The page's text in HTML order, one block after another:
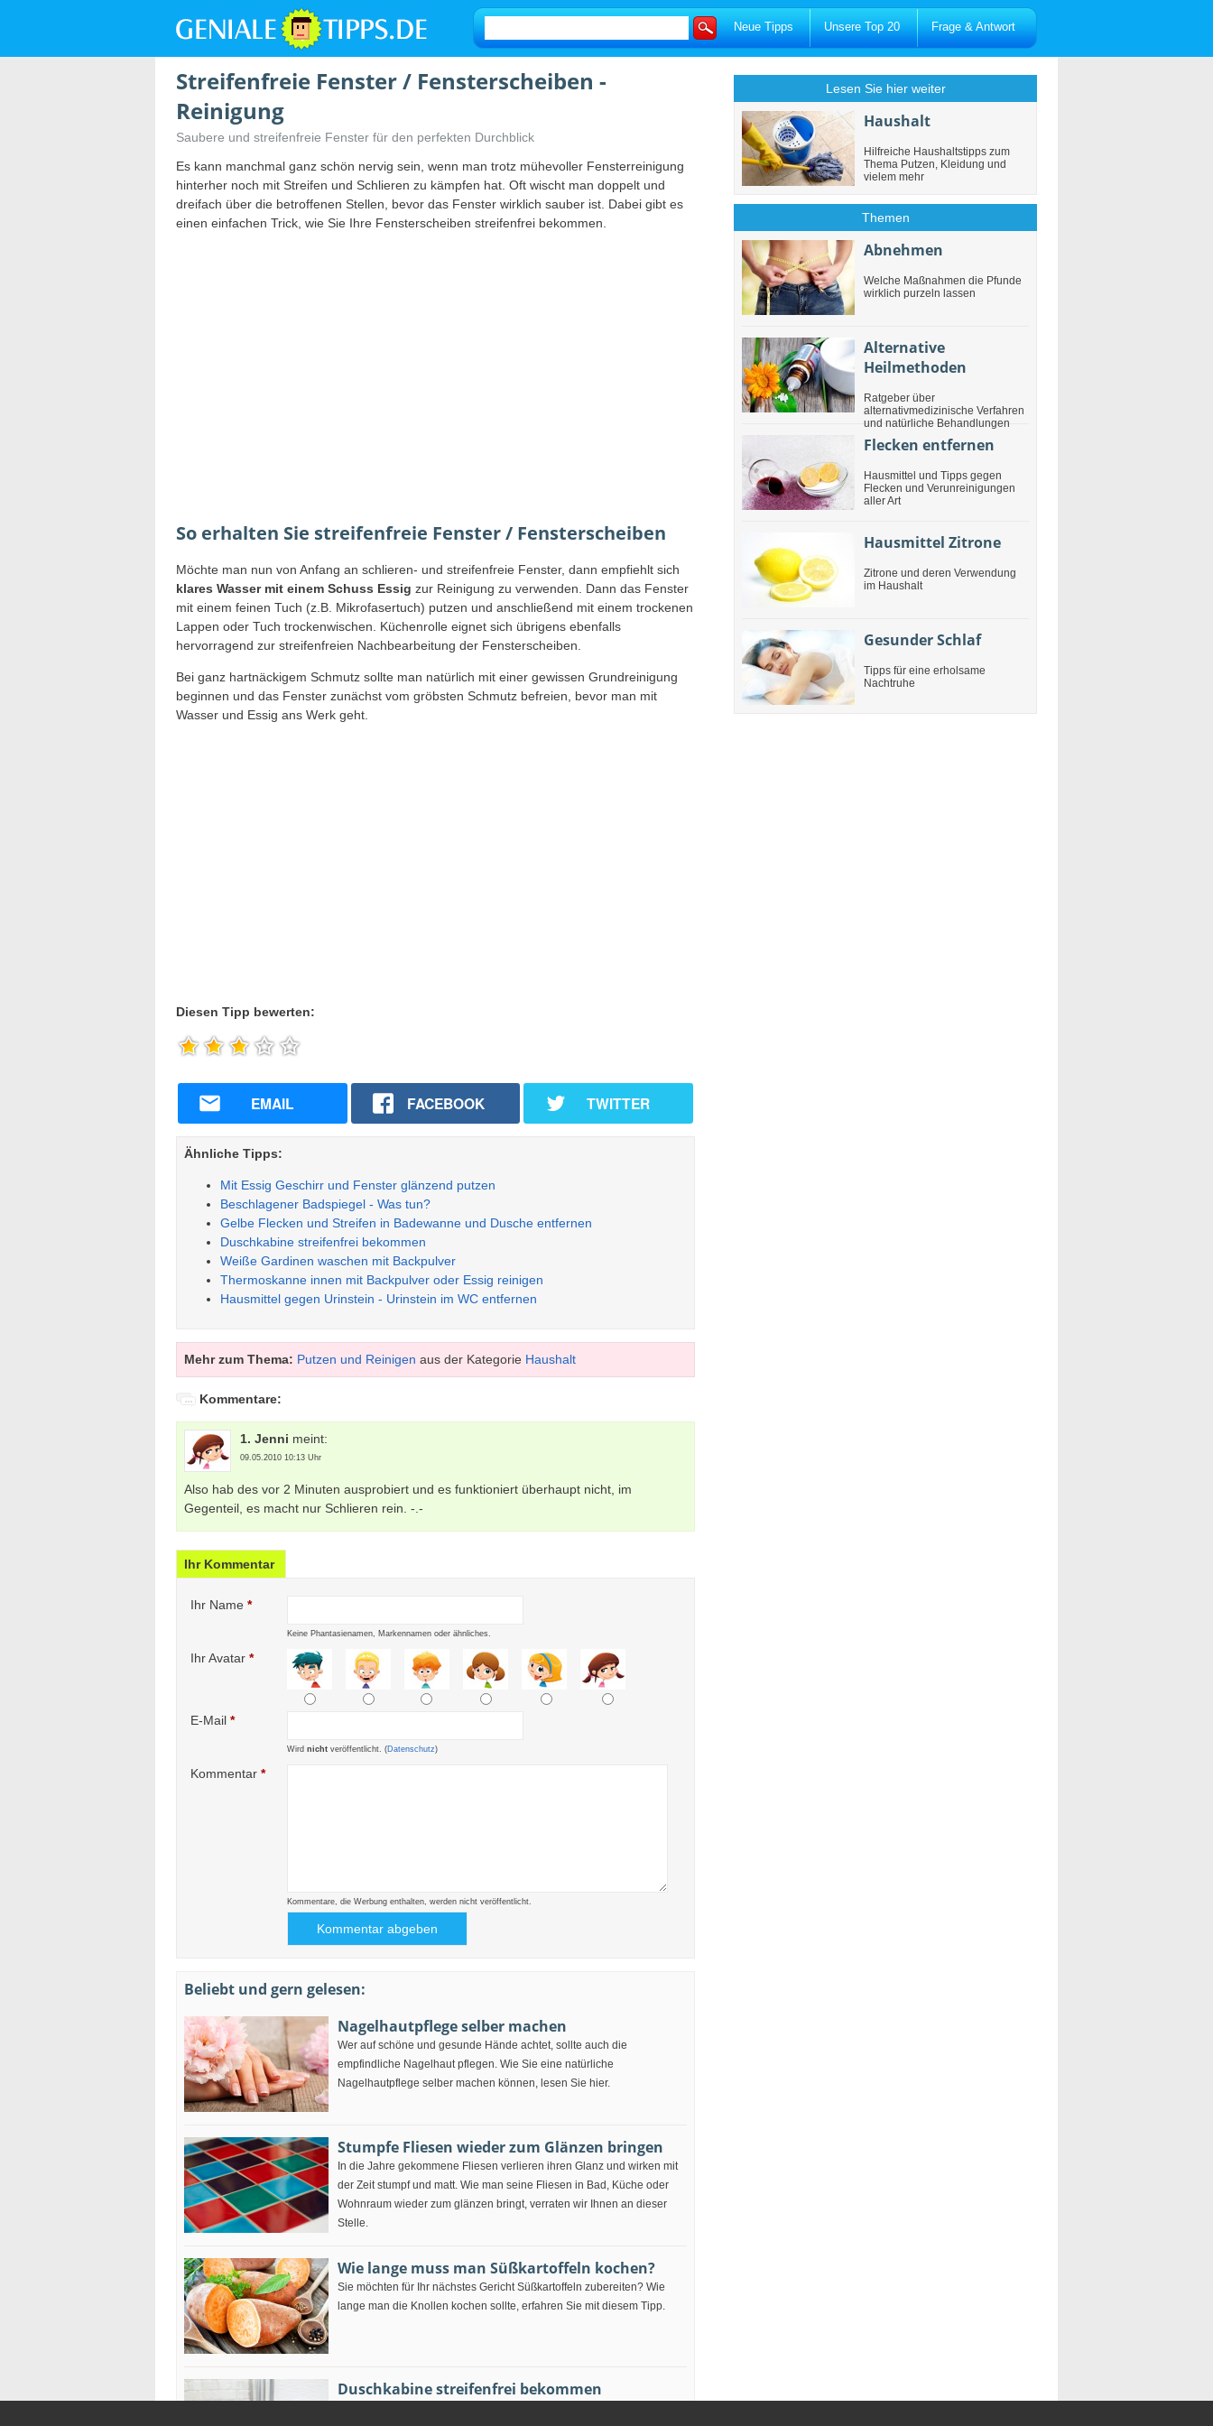
Neue Tipps Unsere Top 20 Frage & Antwort
Streifenfreie Fenster / Fensterscheiben -
Reinigung
Saubere und streifenfreie Fenster für den perfekten Durchblick
Es kann manchmal ganz schön nervig sein, wenn man trotz mühevoller Fensterreinigung
hinterher noch mit Streifen und Schlieren zu kämpfen hat. Oft wischt man doppelt und
dreifach über die betroffenen Stellen, bevor das Fenster wirklich sauber ist. Dabei gibt es
einen einfachen Trick, wie Sie Ihre Fensterscheiben streifenfrei bekommen.
So erhalten Sie streifenfreie Fenster / Fensterscheiben
Möchte man nun von Anfang an schlieren- und streifenfreie Fenster, dann empfiehlt sich
klares Wasser mit einem Schuss Essig zur Reinigung zu verwenden. Dann das Fenster
mit einem feinen Tuch (z.B. Mikrofasertuch) putzen und anschließend mit einem trockenen
Lappen oder Tuch trockenwischen. Küchenrolle eignet sich übrigens ebenfalls
hervorragend zur streifenfreien Nachbearbeitung der Fensterscheiben.
Bei ganz hartnäckigem Schmutz sollte man natürlich mit einer gewissen Grundreinigung
beginnen und das Fenster zunächst vom gröbsten Schmutz befreien, bevor man mit
Wasser und Essig ans Werk geht.
Diesen Tipp bewerten:
EMAIL FACEBOOK TWITTER
Ähnliche Tipps:
Mit Essig Geschirr und Fenster glänzend putzen
Beschlagener Badspiegel - Was tun?
Gelbe Flecken und Streifen in Badewanne und Dusche entfernen
Duschkabine streifenfrei bekommen
Weiße Gardinen waschen mit Backpulver
Thermoskanne innen mit Backpulver oder Essig reinigen
Hausmittel gegen Urinstein - Urinstein im WC entfernen
Mehr zum Thema: Putzen und Reinigen aus der Kategorie Haushalt
Kommentare:
1. Jenni meint:
09.05.2010 10:13 Uhr
Also hab des vor 2 Minuten ausprobiert und es funktioniert überhaupt nicht, im
Gegenteil, es macht nur Schlieren rein. -.-
Ihr Kommentar
Ihr Name *
Keine Phantasienamen, Markennamen oder ähnliches.
Ihr Avatar *
E-Mail *
Wird nicht veröffentlicht. (Datenschutz)
Kommentar *
Kommentare, die Werbung enthalten, werden nicht veröffentlicht.
Beliebt und gern gelesen:
Nagelhautpflege selber machen
Wer auf schöne und gesunde Hände achtet, sollte auch die
empfindliche Nagelhaut pflegen. Wie Sie eine natürliche
Nagelhautpflege selber machen können, lesen Sie hier.
Stumpfe Fliesen wieder zum Glänzen bringen
In die Jahre gekommene Fliesen verlieren ihren Glanz und wirken mit
der Zeit stumpf und matt. Wie man seine Fliesen in Bad, Küche oder
Wohnraum wieder zum glänzen bringt, verraten wir Ihnen an dieser
Stelle.
Wie lange muss man Süßkartoffeln kochen?
Sie möchten für Ihr nächstes Gericht Süßkartoffeln zubereiten? Wie
lange man die Knollen kochen sollte, erfahren Sie mit diesem Tipp.
Duschkabine streifenfrei bekommen
Lesen Sie hier weiter
Haushalt
Hilfreiche Haushaltstipps zum
Thema Putzen, Kleidung und
vielem mehr
Themen
Abnehmen
Welche Maßnahmen die Pfunde
wirklich purzeln lassen
Alternative
Heilmethoden
Ratgeber über
alternativmedizinische Verfahren
und natürliche Behandlungen
Flecken entfernen
Hausmittel und Tipps gegen
Flecken und Verunreinigungen
aller Art
Hausmittel Zitrone
Zitrone und deren Verwendung
im Haushalt
Gesunder Schlaf
Tipps für eine erholsame
Nachtruhe